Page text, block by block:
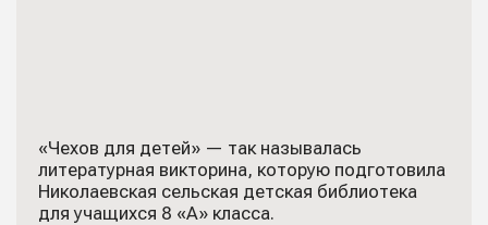
«Чехов для детей» — так называлась
литературная викторина, которую подготовила
Николаевская сельская детская библиотека
для учащихся 8 «А» класса.